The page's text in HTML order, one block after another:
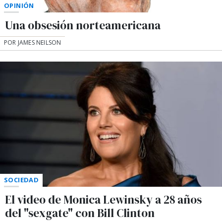
OPINIÓN
Una obsesión norteamericana
POR JAMES NEILSON
SOCIEDAD
El video de Monica Lewinsky a 28 años
del "sexgate" con Bill Clinton